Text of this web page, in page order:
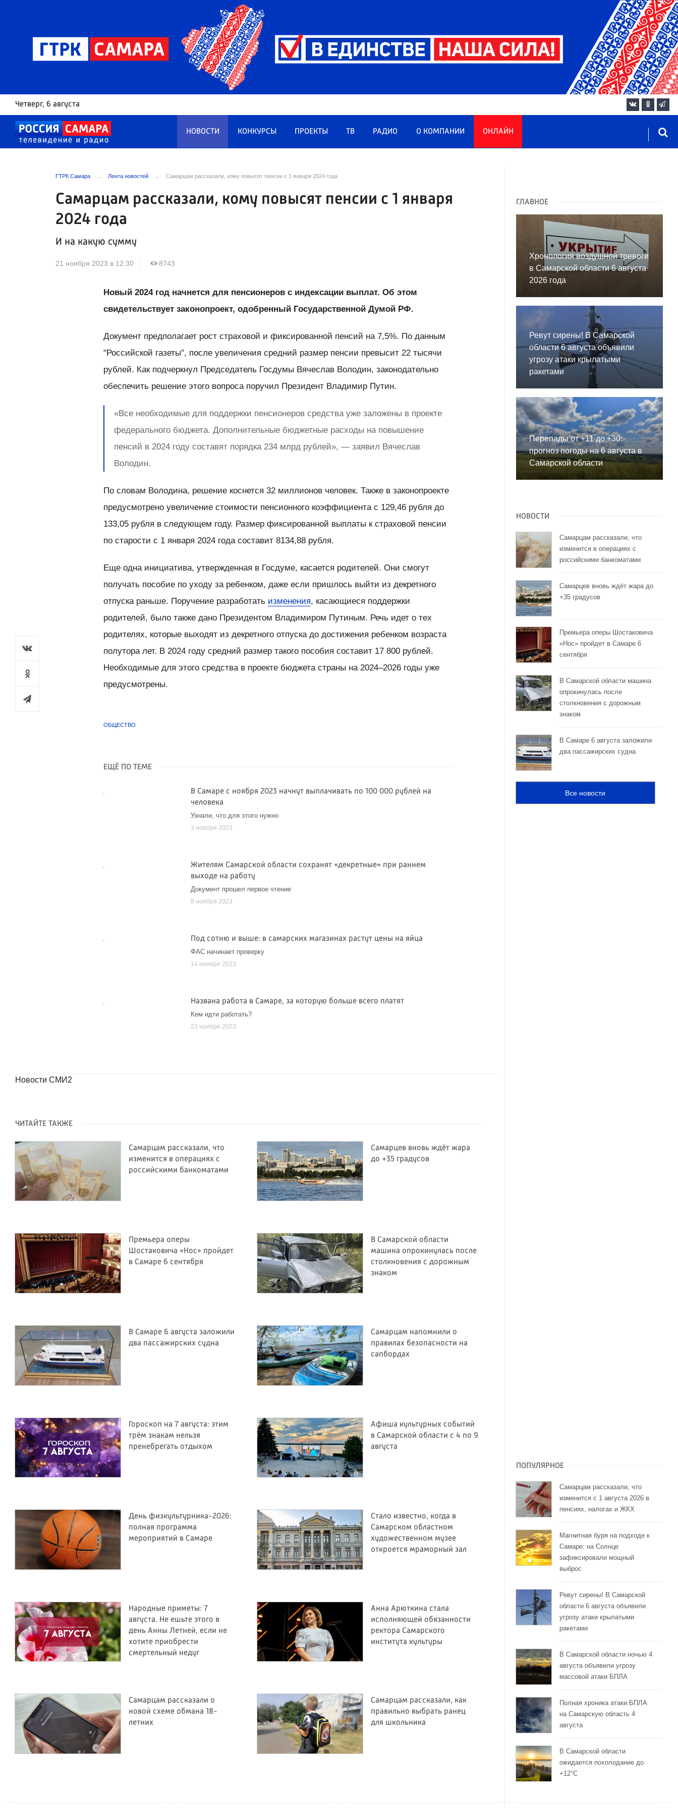
Четверг, 6 августа
НОВОСТИ КОНКУРСЫ ПРОЕКТЫ ТВ РАДИО О КОМПАНИИ ОНЛАЙН
ГТРК Самара Лента новостей Самарцам рассказали, кому повысят пенсии с 1 января 2024 года
Самарцам рассказали, кому повысят пенсии с 1 января
2024 года
И на какую сумму
21 ноября 2023 в 12:30 8743
Новый 2024 год начнется для пенсионеров с индексации выплат. Об этом
свидетельствует законопроект, одобренный Государственной Думой РФ.
Документ предполагает рост страховой и фиксированной пенсий на 7,5%. По данным
"Российской газеты", после увеличения средний размер пенсии превысит 22 тысячи
рублей. Как подчеркнул Председатель Госдумы Вячеслав Володин, законодательно
обеспечить решение этого вопроса поручил Президент Владимир Путин.
«Все необходимые для поддержки пенсионеров средства уже заложены в проекте
федерального бюджета. Дополнительные бюджетные расходы на повышение
пенсий в 2024 году составят порядка 234 млрд рублей», — заявил Вячеслав
Володин.
По словам Володина, решение коснется 32 миллионов человек. Также в законопроекте
предусмотрено увеличение стоимости пенсионного коэффициента с 129,46 рубля до
133,05 рубля в следующем году. Размер фиксированной выплаты к страховой пенсии
по старости с 1 января 2024 года составит 8134,88 рубля.
Еще одна инициатива, утвержденная в Госдуме, касается родителей. Они смогут
получать пособие по уходу за ребенком, даже если пришлось выйти из декретного
отпуска раньше. Поручение разработать изменения, касающиеся поддержки
родителей, было также дано Президентом Владимиром Путиным. Речь идет о тех
родителях, которые выходят из декретного отпуска до достижения ребенком возраста
полутора лет. В 2024 году средний размер такого пособия составит 17 800 рублей.
Необходимые для этого средства в проекте бюджета страны на 2024–2026 годы уже
предусмотрены.
ОБЩЕСТВО
ЕЩЁ ПО ТЕМЕ
В Самаре с ноября 2023 начнут выплачивать по 100 000 рублей на
человека
Узнали, что для этого нужно
3 ноября 2023
Жителям Самарской области сохранят «декретные» при раннем
выходе на работу
Документ прошел первое чтение
8 ноября 2023
Под сотню и выше: в самарских магазинах растут цены на яйца
ФАС начинает проверку
14 ноября 2023
Названа работа в Самаре, за которую больше всего платят
Кем идти работать?
23 ноября 2023
Новости СМИ2
ЧИТАЙТЕ ТАКЖЕ
Самарцам рассказали, что
изменится в операциях с
российскими банкоматами
Самарцев вновь ждёт жара
до +35 градусов
Премьера оперы
Шостаковича «Нос» пройдет
в Самаре 6 сентября
В Самарской области
машина опрокинулась после
столкновения с дорожным
знаком
В Самаре 6 августа заложили
два пассажирских судна
Самарцам напомнили о
правилах безопасности на
сапбордах
Гороскоп на 7 августа: этим
трём знакам нельзя
пренебрегать отдыхом
Афиша культурных событий
в Самарской области с 4 по 9
августа
День физкультурника-2026:
полная программа
мероприятий в Самаре
Стало известно, когда в
Самарском областном
художественном музее
откроется мраморный зал
Народные приметы: 7
августа. Не ешьте этого в
день Анны Летней, если не
хотите приобрести
смертельный недуг
Анна Арюткина стала
исполняющей обязанности
ректора Самарского
института культуры
Самарцам рассказали о
новой схеме обмана 18-
летних
Самарцам рассказали, как
правильно выбрать ранец
для школьника
ГЛАВНОЕ
Хронология воздушной тревоги
в Самарской области 6 августа
2026 года
Ревут сирены! В Самарской
области 6 августа объявили
угрозу атаки крылатыми
ракетами
Перепады от +11 до +30:
прогноз погоды на 6 августа в
Самарской области
НОВОСТИ
Самарцам рассказали, что
изменится в операциях с
российскими банкоматами
Самарцев вновь ждёт жара до
+35 градусов
Премьера оперы Шостаковича
«Нос» пройдет в Самаре 6
сентября
В Самарской области машина
опрокинулась после
столкновения с дорожным
знаком
В Самаре 6 августа заложили
два пассажирских судна
Все новости
ПОПУЛЯРНОЕ
Самарцам рассказали, что
изменится с 1 августа 2026 в
пенсиях, налогах и ЖКХ
Магнитная буря на подходе к
Самаре: на Солнце
зафиксировали мощный
выброс
Ревут сирены! В Самарской
области 6 августа объявили
угрозу атаки крылатыми
ракетами
В Самарской области ночью 4
августа объявили угрозу
массовой атаки БПЛА
Полная хроника атаки БПЛА
на Самарскую область 4
августа
В Самарской области
ожидается похолодание до
+12°C